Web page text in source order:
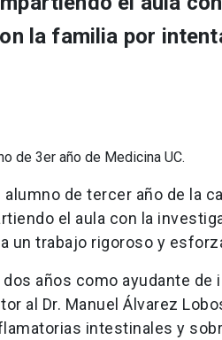
la familia por
de 3er año de Medicina UC.
de tercer año de la
el aula con la
un trabajo rigoroso y
años como ayudante
al Dr. Manuel Álvarez
intestinales y